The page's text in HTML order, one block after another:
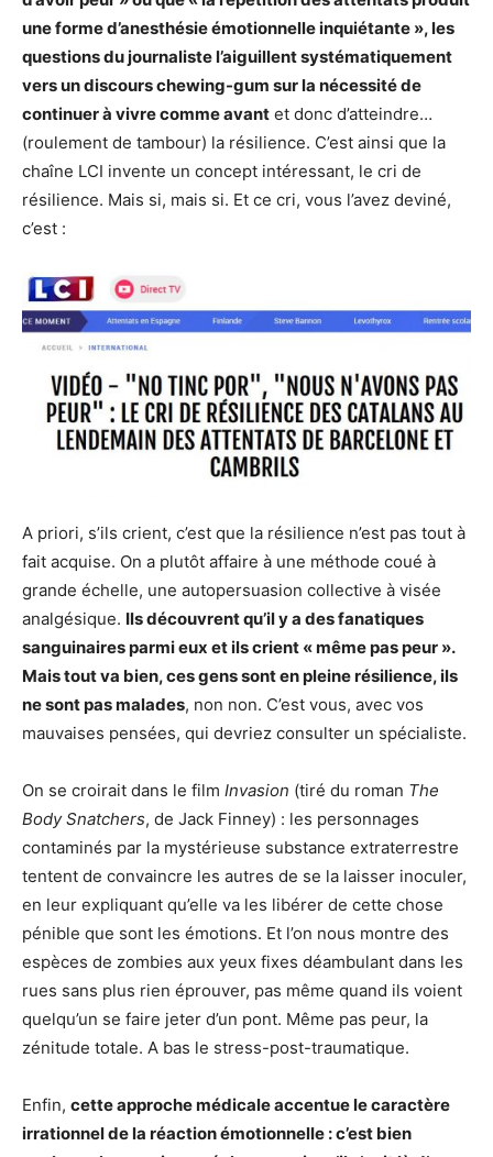
une forme d’anesthésie émotionnelle inquiétante », les
questions du journaliste l’aiguillent systématiquement
vers un discours chewing-gum sur la nécessité de
continuer à vivre comme avant et donc d’atteindre…
(roulement de tambour) la résilience. C’est ainsi que la
chaîne LCI invente un concept intéressant, le cri de
résilience. Mais si, mais si. Et ce cri, vous l’avez deviné,
c’est :
A priori, s’ils crient, c’est que la résilience n’est pas tout à
fait acquise. On a plutôt affaire à une méthode coué à
grande échelle, une autopersuasion collective à visée
analgésique. Ils découvrent qu’il y a des fanatiques
sanguinaires parmi eux et ils crient « même pas peur ».
Mais tout va bien, ces gens sont en pleine résilience, ils
ne sont pas malades, non non. C’est vous, avec vos
mauvaises pensées, qui devriez consulter un spécialiste.
On se croirait dans le film Invasion (tiré du roman The
Body Snatchers, de Jack Finney) : les personnages
contaminés par la mystérieuse substance extraterrestre
tentent de convaincre les autres de se la laisser inoculer,
en leur expliquant qu’elle va les libérer de cette chose
pénible que sont les émotions. Et l’on nous montre des
espèces de zombies aux yeux fixes déambulant dans les
rues sans plus rien éprouver, pas même quand ils voient
quelqu’un se faire jeter d’un pont. Même pas peur, la
zénitude totale. A bas le stress-post-traumatique.
Enfin, cette approche médicale accentue le caractère
irrationnel de la réaction émotionnelle : c’est bien